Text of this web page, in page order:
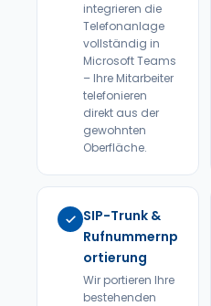
integrieren die
Telefonanlage
vollständig in
Microsoft Teams
– Ihre Mitarbeiter
telefonieren
direkt aus der
gewohnten
Oberfläche.
SIP-Trunk &
Rufnummernp
ortierung
Wir portieren Ihre
bestehenden